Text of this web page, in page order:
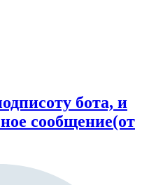
бота, и
сообщение(от